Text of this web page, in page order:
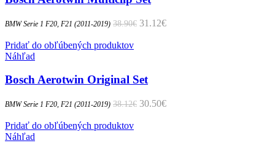
BMW Serie 1 F20, F21 (2011-2019) 38.90€ Pôvodná cena bola: 38.90€.
31.12€
Pridať do obľúbených produktov
Náhľad
Bosch Aerotwin Original Set
BMW Serie 1 F20, F21 (2011-2019) 38.12€ Pôvodná cena bola: 38.12€.
30.50€
Pridať do obľúbených produktov
Náhľad